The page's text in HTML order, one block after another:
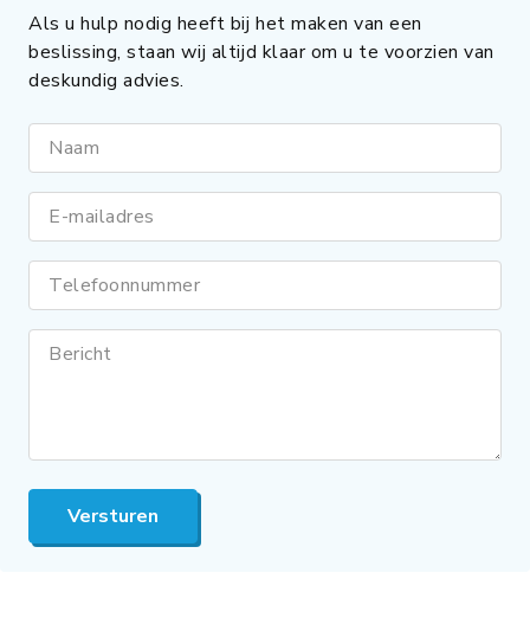
Als u hulp nodig heeft bij het maken van een
beslissing, staan wij altijd klaar om u te voorzien van
deskundig advies.
Naam
E-mailadres
Telefoonnummer
Bericht
Versturen